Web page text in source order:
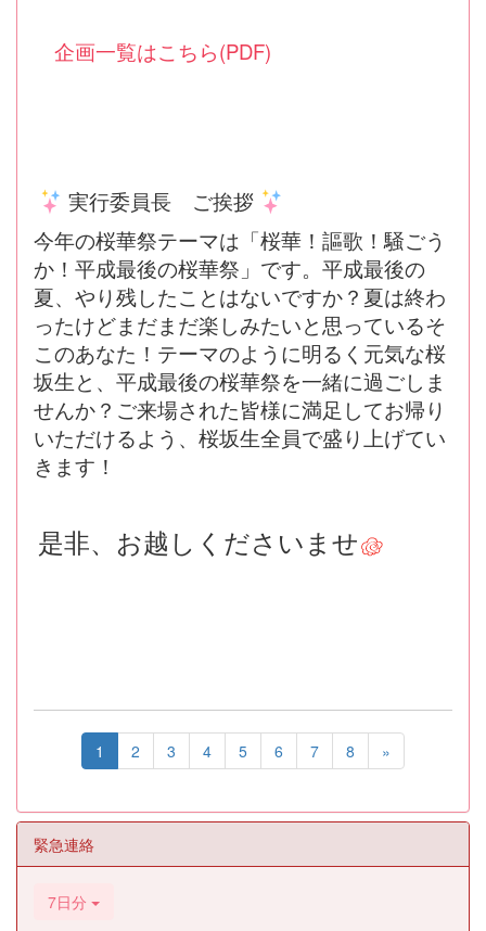
企画一覧はこちら(PDF)
実行委員長 ご挨拶
今年の桜華祭テーマは「桜華！謳歌！騒ごう
か！平成最後の桜華祭」です。平成最後の
夏、やり残したことはないですか？夏は終わ
ったけどまだまだ楽しみたいと思っているそ
このあなた！テーマのように明るく元気な桜
坂生と、平成最後の桜華祭を一緒に過ごしま
せんか？ご来場された皆様に満足してお帰り
いただけるよう、桜坂生全員で盛り上げてい
きます！
是非、お越しくださいませ
1 2 3 4 5 6 7 8 »
緊急連絡
7日分